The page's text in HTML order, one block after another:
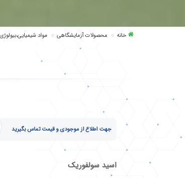
خانه محصولات آزمایشگاهی مواد
جهت اطلاع از موجودی و قیمت تماس بگیرید
اسید سولفوریک